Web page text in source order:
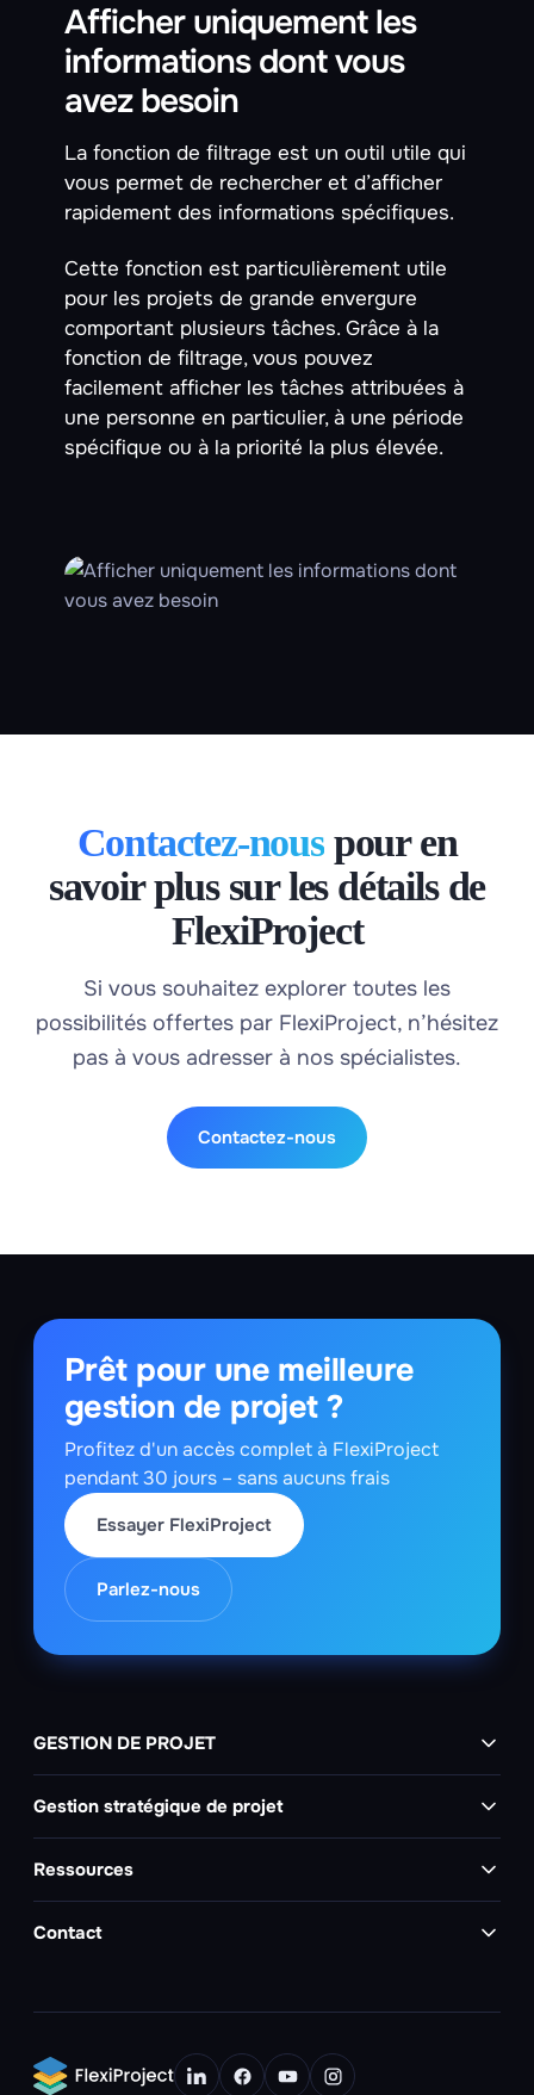
Afficher uniquement les
informations dont vous
avez besoin
La fonction de filtrage est un outil utile qui
vous permet de rechercher et d’afficher
rapidement des informations spécifiques.
Cette fonction est particulièrement utile
pour les projets de grande envergure
comportant plusieurs tâches. Grâce à la
fonction de filtrage, vous pouvez
facilement afficher les tâches attribuées à
une personne en particulier, à une période
spécifique ou à la priorité la plus élevée.
Contactez-nouspour en
savoir plus sur les détails de
FlexiProject
Si vous souhaitez explorer toutes les
possibilités offertes par FlexiProject, n’hésitez
pas à vous adresser à nos spécialistes.
Contactez-nous
Prêt pour une meilleure
gestion de projet ?
Profitez d'un accès complet à FlexiProject
pendant 30 jours – sans aucuns frais
Essayer FlexiProject
Parlez-nous
GESTION DE PROJET
Gestion stratégique de projet
Ressources
Contact